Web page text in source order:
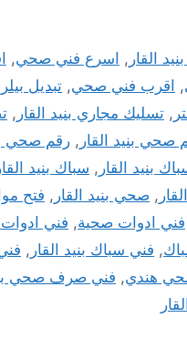
القار , اسرع فني صحي,
, اقرب فني صحي, تبديل بيلر
, تسليك مجاري بنيد القار ,
صحي بنيد القار , رقم صحي
بنيد القار , سباك بنيد القار
, صحي بنيد القار , فتح
فني ادوات صحية, فني
, فني سباك بنيد القار ,
هندي, فني صرف صحي